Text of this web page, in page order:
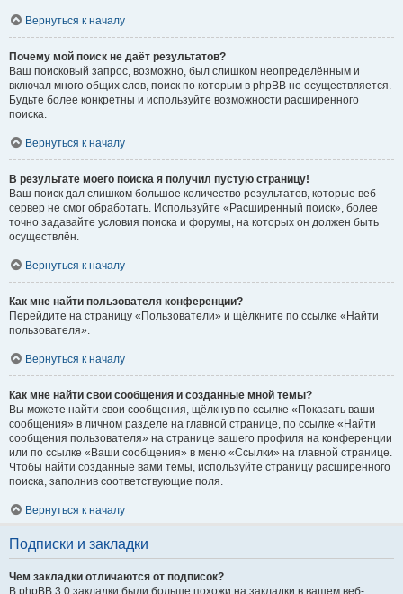
Вернуться к началу
Почему мой поиск не даёт результатов?
Ваш поисковый запрос, возможно, был слишком неопределённым и
включал много общих слов, поиск по которым в phpBB не осуществляется.
Будьте более конкретны и используйте возможности расширенного
поиска.
Вернуться к началу
В результате моего поиска я получил пустую страницу!
Ваш поиск дал слишком большое количество результатов, которые веб-
сервер не смог обработать. Используйте «Расширенный поиск», более
точно задавайте условия поиска и форумы, на которых он должен быть
осуществлён.
Вернуться к началу
Как мне найти пользователя конференции?
Перейдите на страницу «Пользователи» и щёлкните по ссылке «Найти
пользователя».
Вернуться к началу
Как мне найти свои сообщения и созданные мной темы?
Вы можете найти свои сообщения, щёлкнув по ссылке «Показать ваши
сообщения» в личном разделе на главной странице, по ссылке «Найти
сообщения пользователя» на странице вашего профиля на конференции
или по ссылке «Ваши сообщения» в меню «Ссылки» на главной странице.
Чтобы найти созданные вами темы, используйте страницу расширенного
поиска, заполнив соответствующие поля.
Вернуться к началу
Подписки и закладки
Чем закладки отличаются от подписок?